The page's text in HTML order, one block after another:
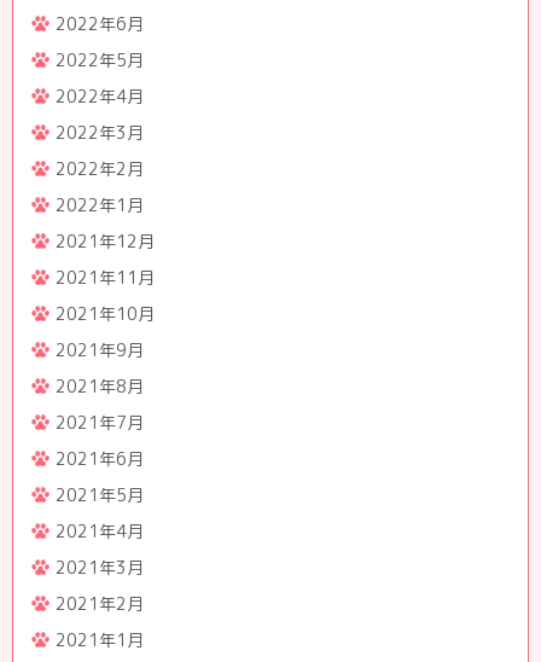
2022年6月
2022年5月
2022年4月
2022年3月
2022年2月
2022年1月
2021年12月
2021年11月
2021年10月
2021年9月
2021年8月
2021年7月
2021年6月
2021年5月
2021年4月
2021年3月
2021年2月
2021年1月